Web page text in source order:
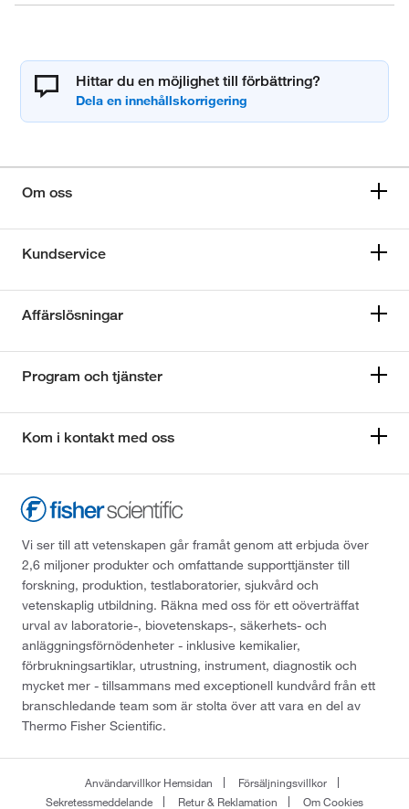
Hittar du en möjlighet till förbättring?
Om oss
Kundservice
Affärslösningar
Program och tjänster
Kom i kontakt med oss
Vi ser till att vetenskapen går framåt genom att erbjuda över
2,6 miljoner produkter och omfattande supporttjänster till
forskning, produktion, testlaboratorier, sjukvård och
vetenskaplig utbildning. Räkna med oss för ett oöverträffat
urval av laboratorie-, biovetenskaps-, säkerhets- och
anläggningsförnödenheter - inklusive kemikalier,
förbrukningsartiklar, utrustning, instrument, diagnostik och
mycket mer - tillsammans med exceptionell kundvård från ett
branschledande team som är stolta över att vara en del av
Thermo Fisher Scientific.
Användarvillkor Hemsidan
Försäljningsvillkor
Sekretessmeddelande
Retur & Reklamation Om Cookies